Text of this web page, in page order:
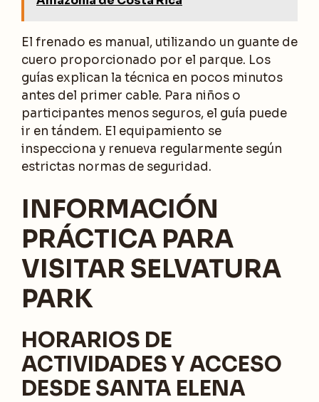
El frenado es manual, utilizando un guante de
cuero proporcionado por el parque. Los
guías explican la técnica en pocos minutos
antes del primer cable. Para niños o
participantes menos seguros, el guía puede
ir en tándem. El equipamiento se
inspecciona y renueva regularmente según
estrictas normas de seguridad.
INFORMACIÓN
PRÁCTICA PARA
VISITAR SELVATURA
PARK
HORARIOS DE
ACTIVIDADES Y ACCESO
DESDE SANTA ELENA